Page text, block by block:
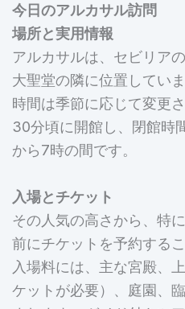
今日のアルカサル訪問
場所と実用情報
アルカサルは、セビリア
大聖堂の隣に位置してい
時間は季節に応じて変更
30分頃に開館し、閉館時
から7時の間です。
入場とチケット
その人気の高さから、特
前にチケットを予約する
入場料には、主な宮殿、
ケットが必要）、庭園、